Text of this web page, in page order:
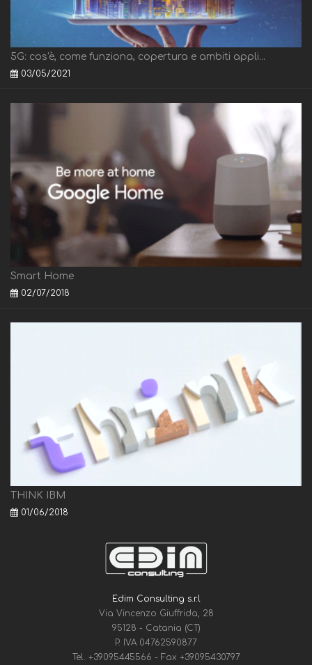
5G: cos'è, come funziona, copertura e ambiti appli...
03/05/2021
Smart Home
02/07/2018
THINK IBM
01/06/2018
Edim Consulting s.r.l
Via Vincenzo Giuffrida, 28
95128 - Catania (CT)
P. IVA 04762590877
Tel.
+39095445566 - Fax +39095430797